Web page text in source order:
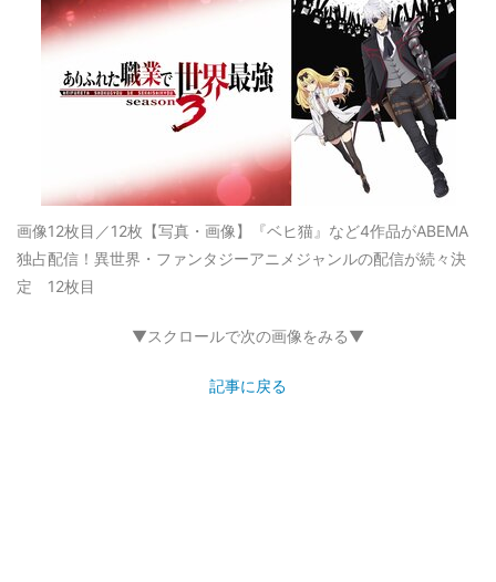
画像12枚目／12枚 【写真・画像】『ベヒ猫』など4作品がABEMA
独占配信！異世界・ファンタジーアニメジャンルの配信が続々決
定 12枚目
▼スクロールで次の画像をみる▼
記事に戻る